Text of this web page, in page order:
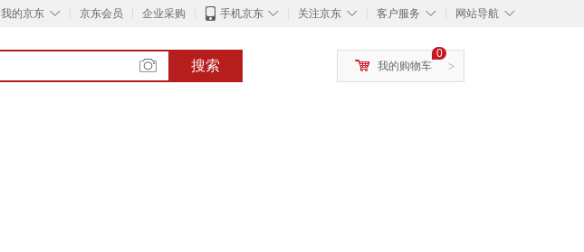
◇
我的京东 京东会员 企业采购 ◇
手机京东 ◇
关注京东 ◇
客户服务 ◇
网站导航
搜索 >
0
我的购物车